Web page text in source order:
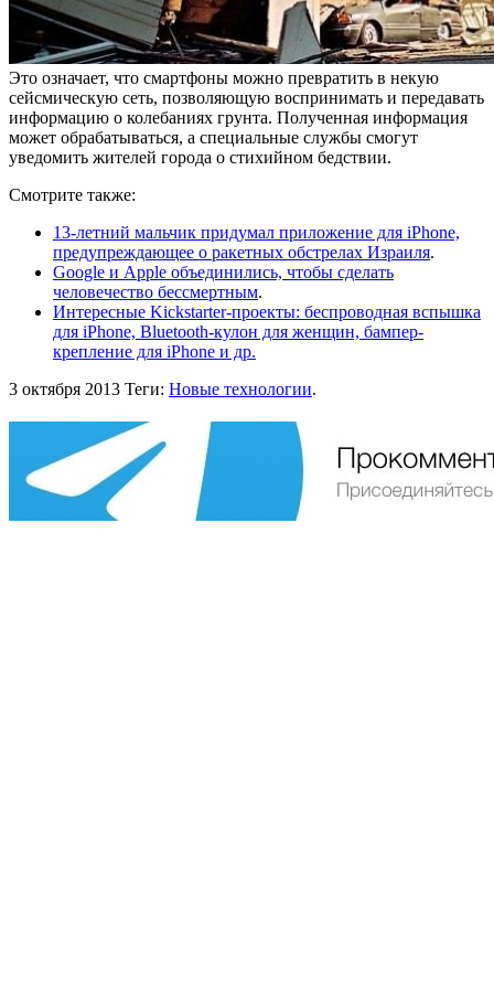
Это означает, что смартфоны можно превратить в некую
сейсмическую сеть, позволяющую воспринимать и передавать
информацию о колебаниях грунта. Полученная информация
может обрабатываться, а специальные службы смогут
уведомить жителей города о стихийном бедствии.
Смотрите также:
13-летний мальчик придумал приложение для iPhone,
предупреждающее о ракетных обстрелах Израиля.
Google и Apple объединились, чтобы сделать
человечество бессмертным.
Интересные Kickstarter-проекты: беспроводная вспышка
для iPhone, Bluetooth-кулон для женщин, бампер-
крепление для iPhone и др.
3 октября 2013 Теги: Новые технологии.